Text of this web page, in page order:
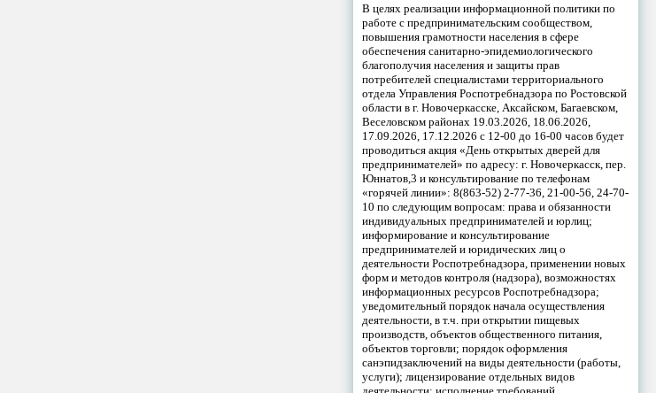
В целях реализации информационной политики по
работе с предпринимательским сообществом,
повышения грамотности населения в сфере
обеспечения санитарно-эпидемиологического
благополучия населения и защиты прав
потребителей специалистами территориального
отдела Управления Роспотребнадзора по Ростовской
области в г. Новочеркасске, Аксайском, Багаевском,
Веселовском районах 19.03.2026, 18.06.2026,
17.09.2026, 17.12.2026 с 12-00 до 16-00 часов будет
проводиться акция «День открытых дверей для
предпринимателей» по адресу: г. Новочеркасск, пер.
Юннатов,3 и консультирование по телефонам
«горячей линии»: 8(863-52) 2-77-36, 21-00-56, 24-70-
10 по следующим вопросам: права и обязанности
индивидуальных предпринимателей и юрлиц;
информирование и консультирование
предпринимателей и юридических лиц о
деятельности Роспотребнадзора, применении новых
форм и методов контроля (надзора), возможностях
информационных ресурсов Роспотребнадзора;
уведомительный порядок начала осуществления
деятельности, в т.ч. при открытии пищевых
производств, объектов общественного питания,
объектов торговли; порядок оформления
санэпидзаключений на виды деятельности (работы,
услуги); лицензирование отдельных видов